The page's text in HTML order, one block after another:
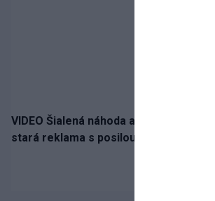
VIDEO Šialená náhoda alebo osud?
stará reklama s posilou Slovana a